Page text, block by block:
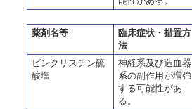
薬剤名等
臨床症状・措置方
法
ビンクリスチン硫
酸塩
神経系及び造血器
系の副作用が増強
する可能性があ
る。